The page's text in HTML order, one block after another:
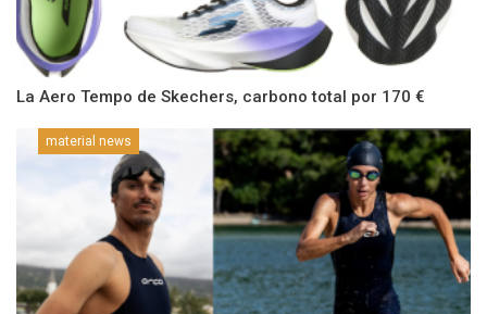
La Aero Tempo de Skechers, carbono total por 170 €
material news